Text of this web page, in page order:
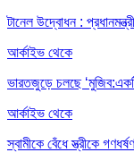
টানেল উদ্বোধন :
আর্কাইভ থেকে
ভারতজুড়ে চলছে
আর্কাইভ থেকে
স্বামীকে বেঁধে স্ত্রীকে